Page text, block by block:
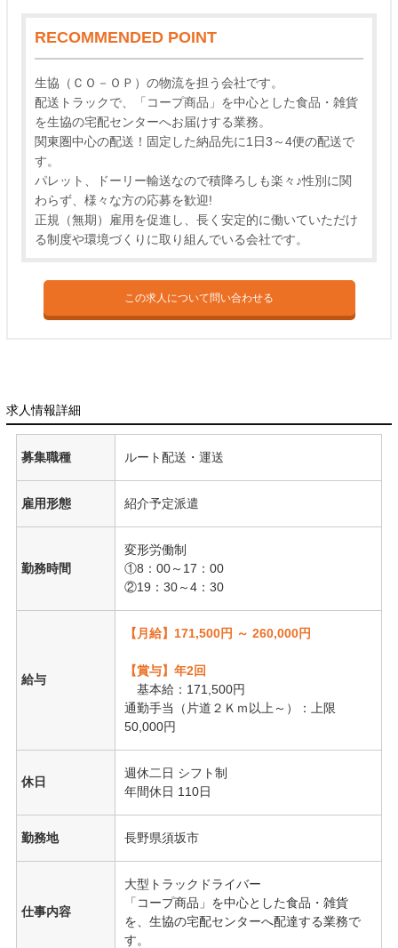
RECOMMENDED POINT
生協（ＣＯ－ＯＰ）の物流を担う会社です。
配送トラックで、「コープ商品」を中心とした食品・雑貨
を生協の宅配センターへお届けする業務。
関東圏中心の配送！固定した納品先に1日3～4便の配送で
す。
パレット、ドーリー輸送なので積降ろしも楽々♪性別に関
わらず、様々な方の応募を歓迎!
正規（無期）雇用を促進し、長く安定的に働いていただけ
る制度や環境づくりに取り組んでいる会社です。
この求人について問い合わせる
求人情報詳細
募集職種 ルート配送・運送
雇用形態 紹介予定派遣
勤務時間
変形労働制
①8：00～17：00
②19：30～4：30
給与
【月給】171,500円 ～ 260,000円
【賞与】年2回
基本給：171,500円
通勤手当（片道２Ｋｍ以上～）：上限
50,000円
休日
週休二日 シフト制
年間休日 110日
勤務地 長野県須坂市
仕事内容
大型トラックドライバー
「コープ商品」を中心とした食品・雑貨
を、生協の宅配センターへ配達する業務で
す。